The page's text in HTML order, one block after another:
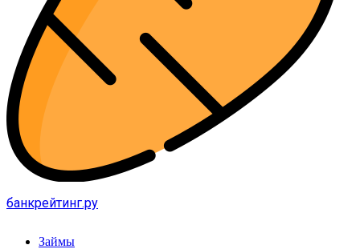
банкрейтинг.ру
Займы